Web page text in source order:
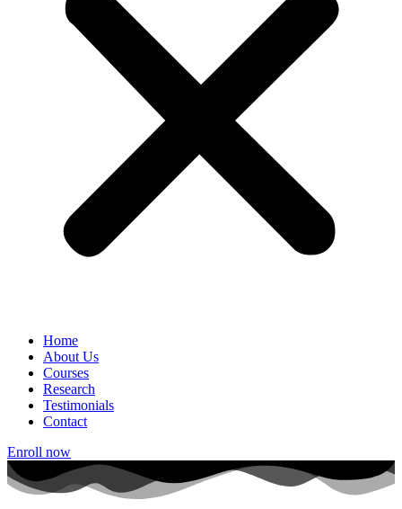
Home
About Us
Courses
Research
Testimonials
Contact
Enroll now